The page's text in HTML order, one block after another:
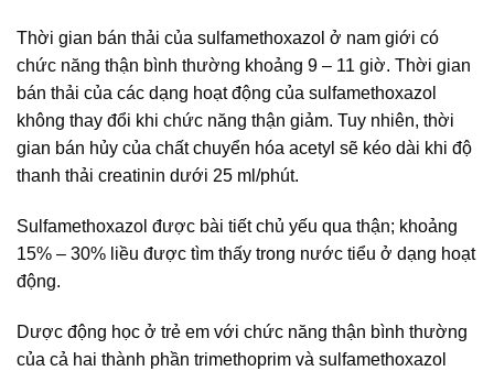
Thời gian bán thải của sulfamethoxazol ở nam giới có
chức năng thận bình thường khoảng 9 – 11 giờ. Thời gian
bán thải của các dạng hoạt động của sulfamethoxazol
không thay đổi khi chức năng thận giảm. Tuy nhiên, thời
gian bán hủy của chất chuyển hóa acetyl sẽ kéo dài khi độ
thanh thải creatinin dưới 25 ml/phút.
Sulfamethoxazol được bài tiết chủ yếu qua thận; khoảng
15% – 30% liều được tìm thấy trong nước tiểu ở dạng hoạt
động.
Dược động học ở trẻ em với chức năng thận bình thường
của cả hai thành phần trimethoprim và sulfamethoxazol